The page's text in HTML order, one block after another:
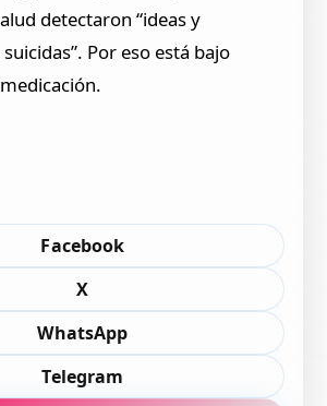
detectaron “ideas y
Por eso está bajo
Facebook
X
WhatsApp
Telegram